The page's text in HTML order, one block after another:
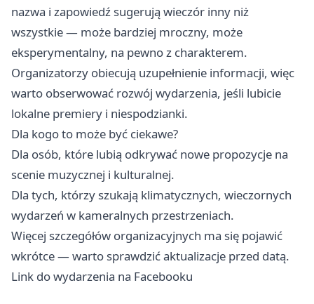
nazwa i zapowiedź sugerują wieczór inny niż
wszystkie — może bardziej mroczny, może
eksperymentalny, na pewno z charakterem.
Organizatorzy obiecują uzupełnienie informacji, więc
warto obserwować rozwój wydarzenia, jeśli lubicie
lokalne premiery i niespodzianki.
Dla kogo to może być ciekawe?
Dla osób, które lubią odkrywać nowe propozycje na
scenie muzycznej i kulturalnej.
Dla tych, którzy szukają klimatycznych, wieczornych
wydarzeń w kameralnych przestrzeniach.
Więcej szczegółów organizacyjnych ma się pojawić
wkrótce — warto sprawdzić aktualizacje przed datą.
Link do wydarzenia na Facebooku